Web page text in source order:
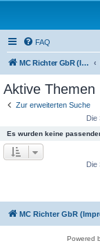
FAQ
MC Richter GbR (Impressum / Datenschutz)
Aktive Themen
Zur erweiterten Suche
Die
Es wurden keine
Die
MC Richter GbR
Powered